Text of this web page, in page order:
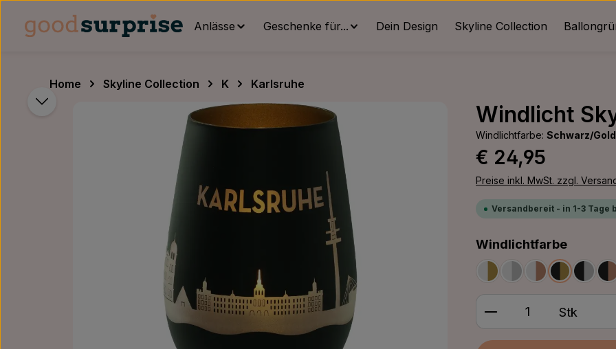
Hauptinhalt springen
Zur Hauptnavigation springen
Anlässe Geschenke für... Dein Design Skyline Collection
Home Skyline Collection K
Karlsruhe
Bildergalerie überspringen
Windlicht
Windlichtfarbe: Schwarz/Gold
Regulärer Preis:
€ 24,95
Preise inkl. MwSt. zzgl.
Versandbereit - in 1-3 Tage
Windlichtfarbe
Weiß/Gold
Weiß/Silber
Weiß/Bronze
Schwarz/
Produkt Anzahl:
Stk